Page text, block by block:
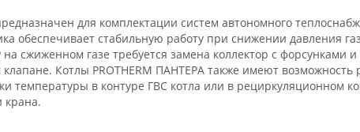
для комплектации систем автономного
обеспечивает стабильную работу при снижении давления
сжиженном газе требуется замена коллектор с форсунками и
Котлы PROTHERM ПАНТЕРА также имеют
температуры в контуре ГВС котла или в рециркуляционном
крана.